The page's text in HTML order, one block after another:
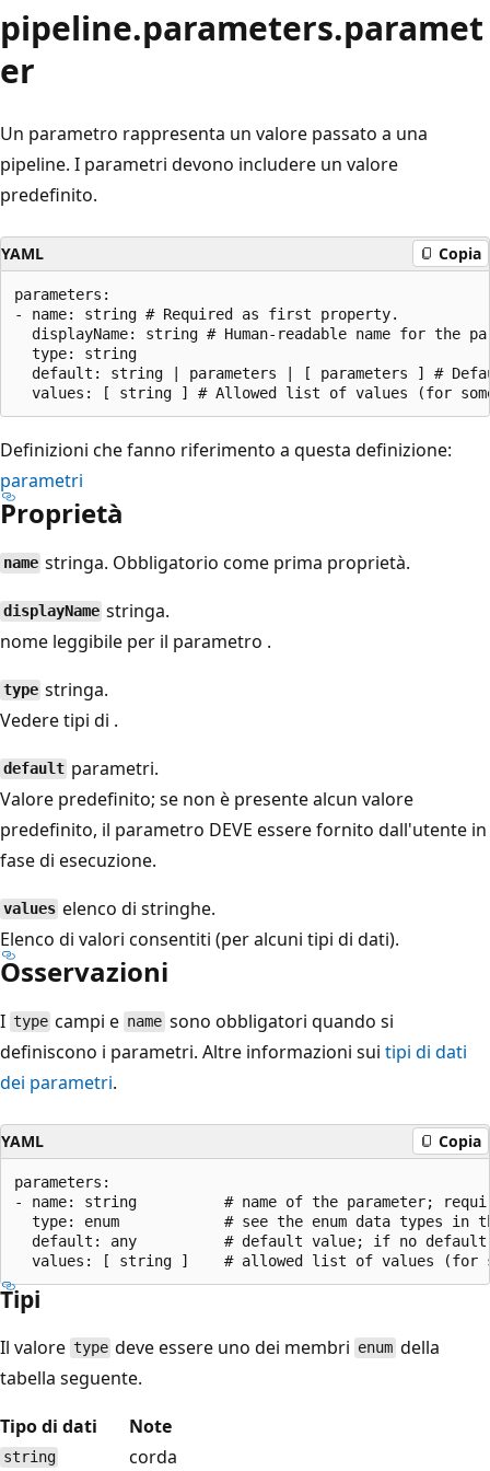
pipeline.parameters.paramet
er
Un parametro rappresenta un valore passato a una
pipeline. I parametri devono includere un valore
predefinito.
YAML Copia
parameters:
- name: string # Required as first property.
displayName: string # Human-readable name for the
  type: string
default: string | parameters | [ parameters ] #
Definizioni che fanno riferimento a questa definizione:
parametri
Proprietà
name stringa. Obbligatorio come prima proprietà.
displayName stringa.
nome leggibile per il parametro .
type stringa.
Vedere tipi di .
default parametri.
Valore predefinito; se non è presente alcun valore
predefinito, il parametro DEVE essere fornito dall'utente in
fase di esecuzione.
values elenco di stringhe.
Elenco di valori consentiti (per alcuni tipi di dati).
Osservazioni
I type campi e namesono obbligatori quando si
definiscono i parametri. Altre informazioni sui tipi di dati
dei parametri.
YAML Copia
parameters:
- name: string          # name of the parameter;
type: enum            # see the enum data types in
default: any          # default value; if no
Tipi
Il valore type deve essere uno dei membri enumdella
tabella seguente.
Tipo di dati
Note
string corda